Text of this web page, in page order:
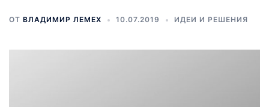
ОТ ВЛАДИМИР ЛЕМЕХ 10.07.2019 ИДЕИ И РЕШЕНИЯ